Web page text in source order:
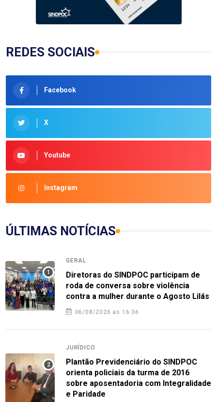
REDES SOCIAIS
Facebook
X
Youtube
Instagram
ÚLTIMAS NOTÍCIAS
GERAL
Diretoras do SINDPOC participam de
roda de conversa sobre violência
contra a mulher durante o Agosto Lilás
06/08/2026 as 16:36
JURÍDICO
Plantão Previdenciário do SINDPOC
orienta policiais da turma de 2016
sobre aposentadoria com Integralidade
e Paridade